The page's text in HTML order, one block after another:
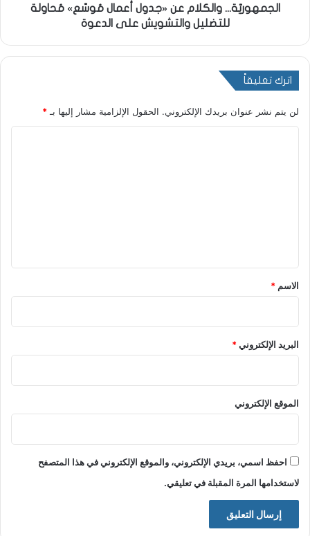
الجمهوريّة... والكلام عن «جدول أعمال مُوسّع» مُحاولة
للتضليل والتشويش على الدعوة
اترك تعليقاً
لن يتم نشر عنوان بريدك الإلكتروني. الحقول الإلزامية مشار إليها بـ*
*
الاسم *
البريد الإلكتروني*
الموقع الإلكتروني
احفظ اسمي، بريدي الإلكتروني، والموقع الإلكتروني في هذا المتصفح
لاستخدامها المرة المقبلة في تعليقي.